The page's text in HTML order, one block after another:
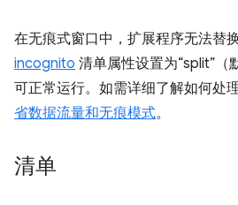
在无痕式窗口中，扩展程序无法替
incognito 清单属性设置为“split”（
可正常运行。如需详细了解如何处
省数据流量和无痕模式。
清单